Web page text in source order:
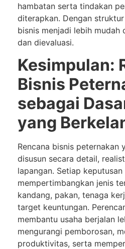
hambatan serta tindakan
diterapkan. Dengan
bisnis menjadi lebih mudah
dan dievaluasi.
Kesimpulan:
Bisnis
sebagai
yang
Rencana bisnis peternakan
disusun secara detail,
lapangan. Setiap keputusan
mempertimbangkan jenis
kandang, pakan, tenaga
target keuntungan.
membantu usaha berjalan
mengurangi pemborosan,
produktivitas, serta